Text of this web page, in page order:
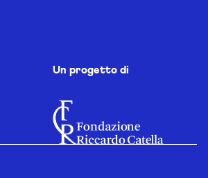
Un progetto di